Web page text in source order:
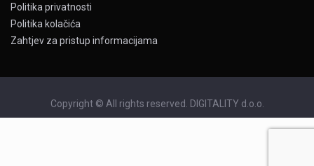
Politika privatnosti
Politika kolačića
Zahtjev za pristup informacijama
Copyright © All rights reserved. DIGITALITY d.o.o.